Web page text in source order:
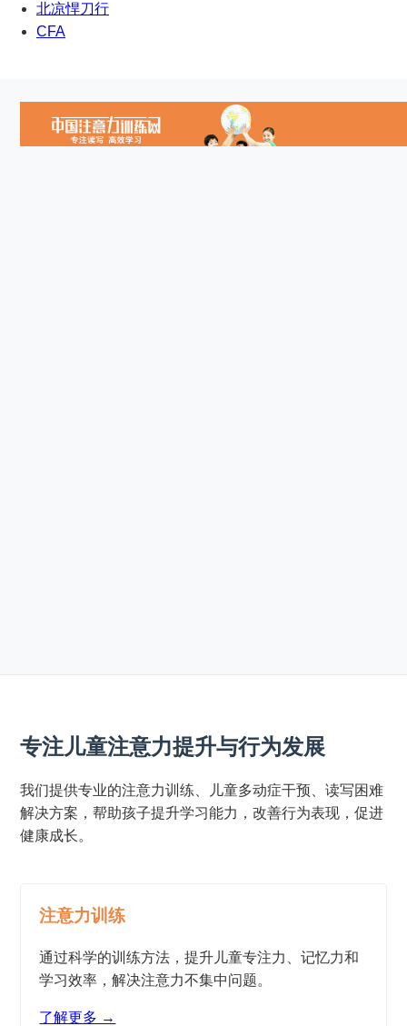
北凉悍刀行
CFA
专注儿童注意力提升与行为发展
我们提供专业的注意力训练、儿童多动症干预、读写困难
解决方案，帮助孩子提升学习能力，改善行为表现，促进
健康成长。
注意力训练
通过科学的训练方法，提升儿童专注力、记忆力和
学习效率，解决注意力不集中问题。
了解更多 →